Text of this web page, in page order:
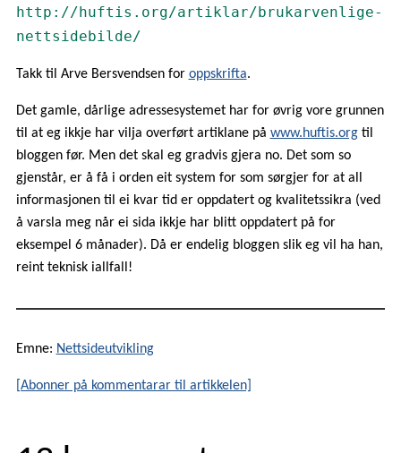
http://huftis.org/artiklar/brukarvenlige-
nettsidebilde/
Takk til Arve Bersvendsen for oppskrifta.
Det gamle, dårlige adressesystemet har for øvrig vore grunnen
til at eg ikkje har vilja overført artiklane på www.huftis.orgtil
bloggen før. Men det skal eg gradvis gjera no. Det som so
gjenstår, er å få i orden eit system for som sørgjer for at all
informasjonen til ei kvar tid er oppdatert og kvalitetssikra (ved
å varsla meg når ei sida ikkje har blitt oppdatert på for
eksempel 6 månader). Då er endelig bloggen slik eg vil ha han,
reint teknisk iallfall!
Emne: Nettsideutvikling
[Abonner på kommentarar til artikkelen]